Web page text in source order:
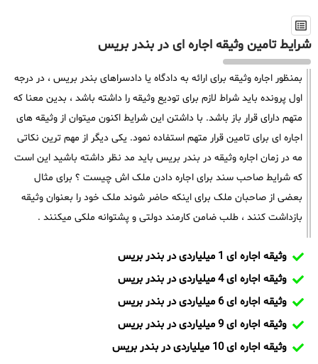
شرایط تامین وثیقه اجاره ای در بندر بریس
بمنظور اجاره وثیقه برای ارائه به دادگاه یا دادسراهای بندر بریس ، در درجه
اول پرونده باید شراط لازم برای تودیع وثیقه را داشته باشد ، بدین معنا که
متهم دارای قرار باز باشد. با داشتن این شرایط اکنون میتوان از وثیقه های
اجاره ای برای تامین قرار متهم استفاده نمود. یکی دیگر از مهم ترین نکاتی
مه در زمان اجاره وثیقه در بندر بریس باید مد نظر داشته باشید این است
که شرایط صاحب سند برای اجاره دادن ملک اش چیست ؟ برای مثال
بعضی از صاحبان ملک برای اینکه حاضر شوند ملک خود را بعنوان وثیقه
بازداشت کنند ، طلب ضامن کارمند دولتی و پشتوانه ملکی میکنند .
وثیقه اجاره ای 1 میلیاردی در بندر بریس
وثیقه اجاره ای 4 میلیاردی در بندر بریس
وثیقه اجاره ای 6 میلیاردی در بندر بریس
وثیقه اجاره ای 9 میلیاردی در بندر بریس
وثیقه اجاره ای 10 میلیاردی در بندر بریس